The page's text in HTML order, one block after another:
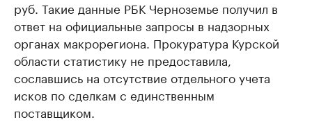
руб. Такие данные РБК Черноземье получил в
ответ на официальные запросы в надзорных
органах макрорегиона. Прокуратура Курской
области статистику не предоставила,
сославшись на отсутствие отдельного учета
исков по сделкам с единственным
поставщиком.